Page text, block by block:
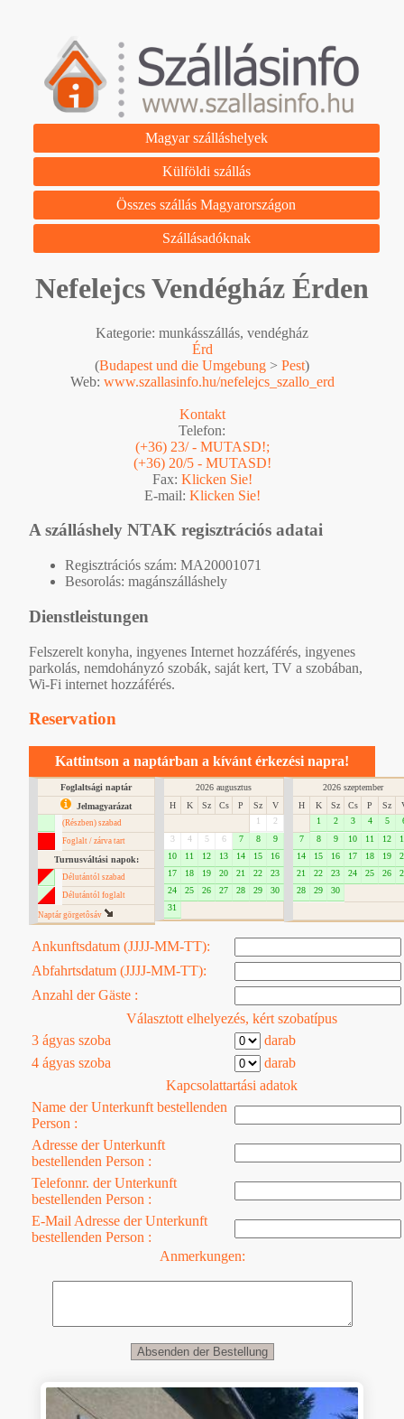
Magyar szálláshelyek
Külföldi szállás
Összes szállás Magyarországon
Szállásadóknak
Nefelejcs Vendégház Érden
Kategorie: munkásszállás, vendégház
Érd
(Budapest und die Umgebung > Pest)
Web: www.szallasinfo.hu/nefelejcs_szallo_erd
Kontakt
Telefon:
(+36) 23/ - MUTASD!;
(+36) 20/5 - MUTASD!
Fax: Klicken Sie!
E-mail: Klicken Sie!
A szálláshely NTAK regisztrációs adatai
Regisztrációs szám: MA20001071
Besorolás: magánszálláshely
Dienstleistungen
Felszerelt konyha, ingyenes Internet hozzáférés, ingyenes
parkolás, nemdohányzó szobák, saját kert, TV a szobában,
Wi-Fi internet hozzáférés.
Reservation
Kattintson a naptárban a kívánt érkezési napra!
Foglaltsági naptár
Jelmagyarázat
(Részben) szabad
Foglalt / zárva tart
Turnusváltási napok:
Délutántól szabad
Délutántól foglalt
Naptár görgetôsáv
2026 augusztus
H
K Sz Cs P Sz
V
1
2
3
4 5 6 7 8
9
10
11 12 13 14 15
16
17
18 19 20 21 22
23
24
25 26 27 28 29
30
31
2026 szeptember
H
K Sz Cs P Sz
1
2 3 4 5
7
8 9 10 11 12
14
15 16 17 18 19
21
22 23 24 25 26
28
29 30
Ankunftsdatum (JJJJ-MM-TT):
Abfahrtsdatum (JJJJ-MM-TT):
Anzahl der Gäste :
Választott elhelyezés, kért szobatípus
3 ágyas szoba
darab
4 ágyas szoba
darab
Kapcsolattartási adatok
Name der Unterkunft bestellenden
Person :
Adresse der Unterkunft
bestellenden Person :
Telefonnr. der Unterkunft
bestellenden Person :
E-Mail Adresse der Unterkunft
bestellenden Person :
Anmerkungen: